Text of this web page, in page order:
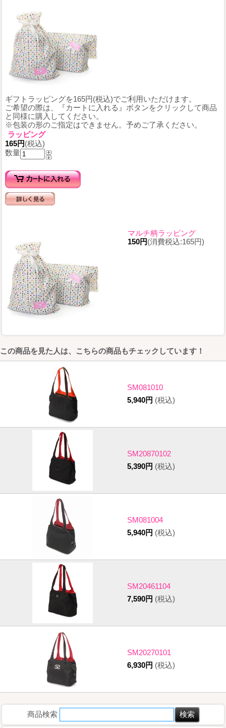
ギフトラッピングを165円(税込)でご利用いただけます。
ご希望の際は、『カートに入れる』ボタンをクリックして商品
と同様に購入してください。
※包装の形のご指定はできません。予めご了承ください。
ラッピング
165円(税込)
数量
マルチ柄ラッピング
150円(消費税込:165円)
この商品を見た人は、こちらの商品もチェックしています！
SM081010
5,940円 (税込)
SM20870102
5,390円 (税込)
SM081004
5,940円 (税込)
SM20461104
7,590円 (税込)
SM20270101
6,930円 (税込)
商品検索